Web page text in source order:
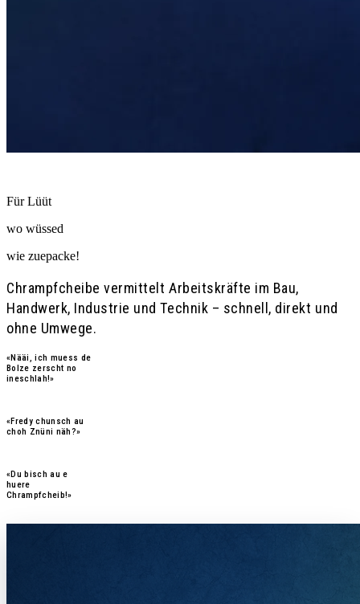
Für Lüüt
wo wüssed
wie zuepacke!
Chrampfcheibe vermittelt Arbeitskräfte im Bau,
Handwerk, Industrie und Technik – schnell, direkt und
ohne Umwege.
«Nääi, ich muess de
Bolze zerscht no
ineschlah!»
«Fredy chunsch au
choh Znüni näh?»
«Du bisch au e
huere
Chrampfcheib!»